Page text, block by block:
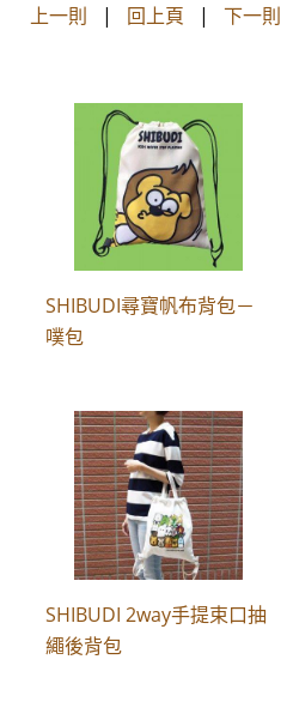
上一則 | 回上頁 | 下一則
SHIBUDI尋寶帆布背包－
噗包
SHIBUDI 2way手提束口抽
繩後背包